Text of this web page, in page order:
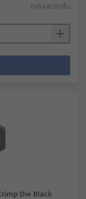
THB496.60/ชิ้น
Die Black